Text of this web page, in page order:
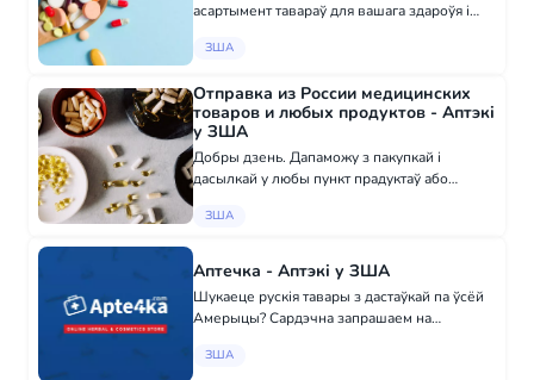
асартымент тавараў для вашага здароўя і
нашым сайце вы знойдзеце: - Медыцынскія
ЗША
Отправка из России медицинских
товаров и любых продуктов - Аптэкі
у ЗША
Добры дзень. Дапаможу з пакупкай і
дасылкай у любы пункт прадуктаў або
абмяркоўваем і ўзгадваем у момант пакупкі і
+790...
ЗША
Аптечка - Аптэкі у ЗША
Шукаеце рускія тавары з дастаўкай па ўсёй
Амерыцы? Сардэчна запрашаем на
магазін з шырокім асартыментам! Чаму
ЗША